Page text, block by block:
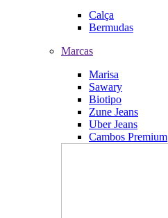
Calça
Bermudas
Marcas
Marisa
Sawary
Biotipo
Zune Jeans
Uber Jeans
Cambos Premium